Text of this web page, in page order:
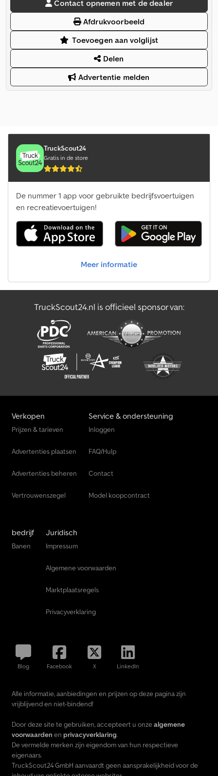
Contact opnemen met de dealer
Afdrukvoorbeeld
Toevoegen aan volglijst
Delen
Advertentie melden
TruckScout24
Gratis in de store
De nummer 1 app voor gebruikte bedrijfsvoertuigen
en recreatievoertuigen!
Meer informatie
TruckScout24.nl is officieel sponsor van:
Verkopen
Prijzen & tarieven
Advertenties plaatsen
Advertenties beheren
Vertrouwenszegel
Service & ondersteuning
Inloggen
FAQ/Hulp
Contact
Model koopcontract
bedrijf
Banen
Juridisch
Impressum
Algemene voorwaarden
Marktplaatsregels
Privacyverklaring
Blog Facebook X LinkedIn
Alle informatie, aanbiedingen en prijzen op deze pagina zijn
vrijblijvend en niet-bindend!
Door deze site te gebruiken, accepteert u onze algemene
voorwaarden en privacyverklaring.
De vermelde merken zijn eigendom van hun respectieve
eigenaars.
TruckScout24 GmbH aanvaardt geen aansprakelijkheid voor de